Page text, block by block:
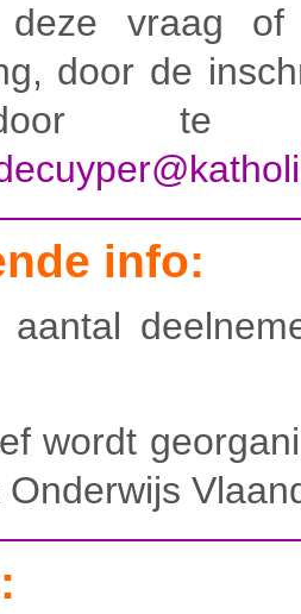
vraag of
door de
te e-
info:
aantal
wordt
Onderwijs